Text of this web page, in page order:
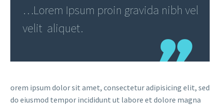
…Lorem Ipsum proin gravida nibh vel
velit aliquet.
orem ipsum dolor sit amet, consectetur adipisicing elit, sed
do eiusmod tempor incididunt ut labore et dolore magna